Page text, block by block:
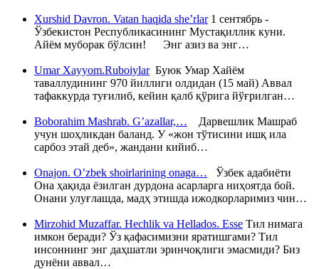
Xurshid Davron. Vatan haqida she’rlar1 сентябрь -
Ўзбекистон Республикасининг Мустақиллик куни.
Айём муборак бўлсин! Энг азиз ва энг…
Umar Xayyom.RuboiylarБуюк Умар Хайём
таваллудининг 970 йиллиги олдидан (15 май) Аввал
тафаккурда туғилиб, кейин қалб қўрига йўғрилган…
Boborahim Mashrab. G’azallar,… Дарвешлик Машраб
учун шоҳликдан баланд. У «жон тўтисини ишқ ила
сарбоз этай деб», жандани кийиб…
Onajon. O’zbek shoirlarining onaga… Ўзбек адабиёти
Она ҳақида ёзилган дурдона асарларга ниҳоятда бой.
Онани улуғлашда, мадҳ этишда ижодкорларимиз чин…
Mirzohid Muzaffar. Hechlik va Hellados. Esse Тил нимага
имкон беради? Ўз қафасимизни яратишгами? Тил
инсоннинг энг даҳшатли эринчоқлиги эмасмиди? Биз
дунёни аввал…